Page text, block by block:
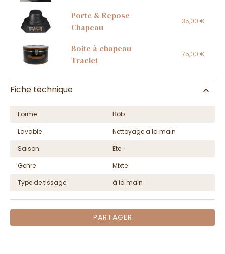
Porte & Repose
Chapeau
35,00 €
Boite à chapeau
Traclet
75,00 €
Fiche technique
Forme
Bob
Lavable
Nettoyage a la main
Saison
Ete
Genre
Mixte
Type de tissage
à la main
PARTAGER